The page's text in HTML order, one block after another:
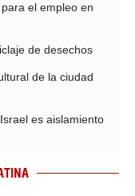
el empleo en
de desechos
de la ciudad
es aislamiento